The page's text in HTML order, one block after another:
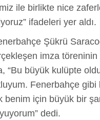
ile birlikte nice
ifadeleri yer aldı.
Şükrü
imza töreninin
“Bu büyük kulüpte
Fenerbahçe gibi
benim için büyük bir
dedi.